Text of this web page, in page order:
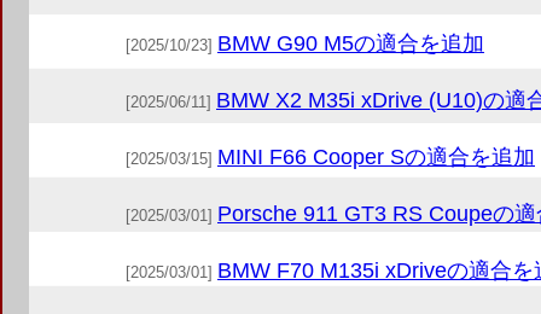
[2025/10/23] BMW G90 M5の適合を追加
[2025/06/11] BMW X2 M35i xDrive (U10)の適
[2025/03/15] MINI F66 Cooper Sの適合を追加
[2025/03/01] Porsche 911 GT3 RS Coupeの
[2025/03/01] BMW F70 M135i xDriveの適合を